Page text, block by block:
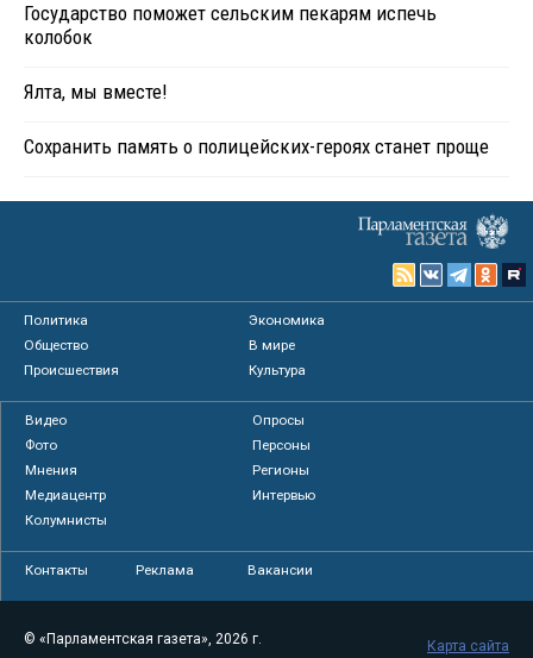
Государство поможет сельским пекарям испечь
колобок
Ялта, мы вместе!
Сохранить память о полицейских-героях станет проще
Политика
Экономика
Общество
В мире
Происшествия
Культура
Видео
Опросы
Фото
Персоны
Мнения
Регионы
Медиацентр
Интервью
Колумнисты
Контакты Реклама Вакансии
© «Парламентская газета», 2026 г.
Карта сайта